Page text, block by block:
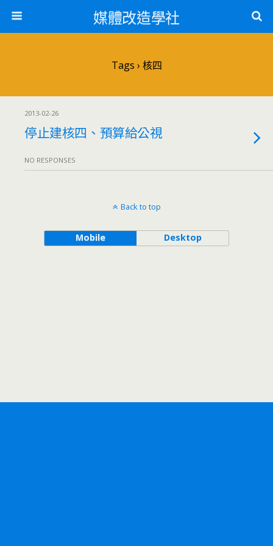
媒體改造學社
Tags › 核四
2013-02-26
停止建核四、預算給公視
NO RESPONSES
Back to top
Mobile Desktop